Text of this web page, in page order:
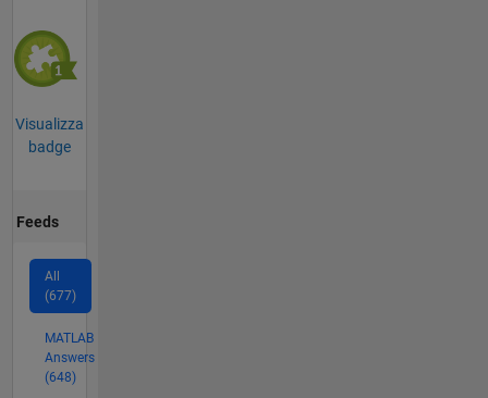
Visualizza
badge
Feeds
All
(677)
MATLAB
Answers
(648)